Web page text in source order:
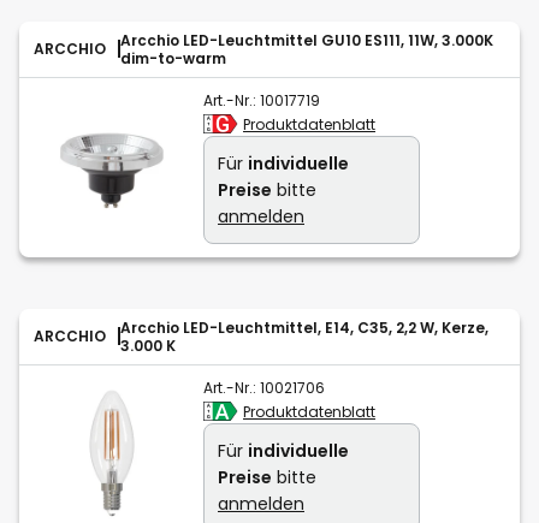
ARCCHIO
Arcchio LED-Leuchtmittel GU10 ES111, 11W, 3.000K
dim-to-warm
Art.-Nr.: 10017719
Produktdatenblatt
Für individuelle
Preise bitte
anmelden
ARCCHIO
Arcchio LED-Leuchtmittel, E14, C35, 2,2 W, Kerze,
3.000 K
Art.-Nr.: 10021706
Produktdatenblatt
Für individuelle
Preise bitte
anmelden